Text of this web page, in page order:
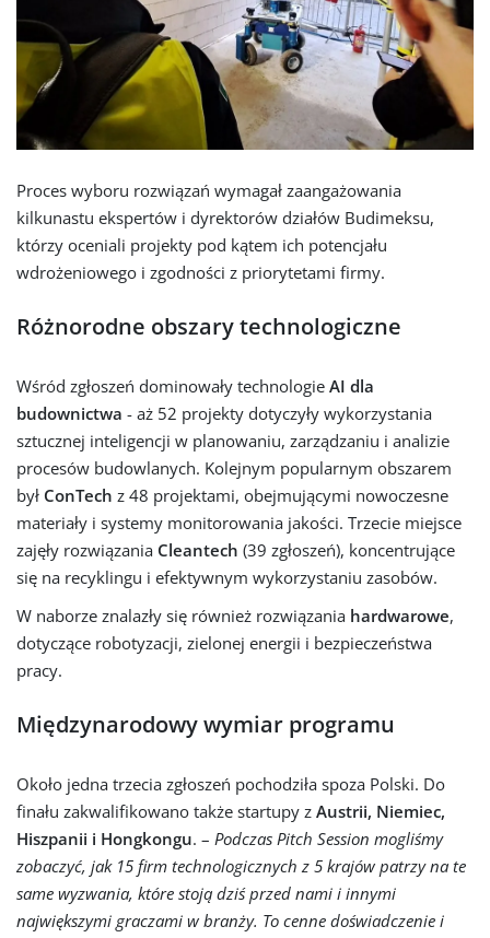
Proces wyboru rozwiązań wymagał zaangażowania
kilkunastu ekspertów i dyrektorów działów Budimeksu,
którzy oceniali projekty pod kątem ich potencjału
wdrożeniowego i zgodności z priorytetami firmy.
Różnorodne obszary technologiczne
Wśród zgłoszeń dominowały technologie AI dla
budownictwa - aż 52 projekty dotyczyły wykorzystania
sztucznej inteligencji w planowaniu, zarządzaniu i analizie
procesów budowlanych. Kolejnym popularnym obszarem
był ConTech z 48 projektami, obejmującymi nowoczesne
materiały i systemy monitorowania jakości. Trzecie miejsce
zajęły rozwiązania Cleantech (39 zgłoszeń), koncentrujące
się na recyklingu i efektywnym wykorzystaniu zasobów.
W naborze znalazły się również rozwiązania hardwarowe,
dotyczące robotyzacji, zielonej energii i bezpieczeństwa
pracy.
Międzynarodowy wymiar programu
Około jedna trzecia zgłoszeń pochodziła spoza Polski. Do
finału zakwalifikowano także startupy z Austrii, Niemiec,
Hiszpanii i Hongkongu. – Podczas Pitch Session mogliśmy
zobaczyć, jak 15 firm technologicznych z 5 krajów patrzy na te
same wyzwania, które stoją dziś przed nami i innymi
największymi graczami w branży. To cenne doświadczenie i